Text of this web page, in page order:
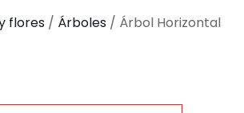
flores / Árboles / Árbol Horizontal